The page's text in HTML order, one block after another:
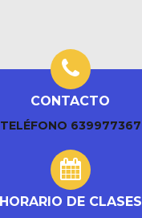
CONTACTO
TELÉFONO 639977367
HORARIO DE CLASES